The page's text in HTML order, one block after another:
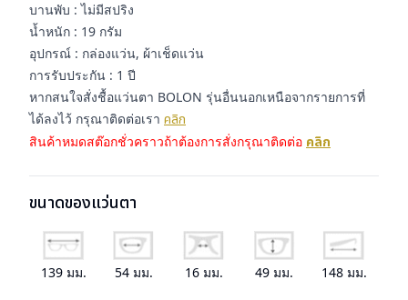
บานพับ : ไม่มีสปริง
น้ำหนัก : 19 กรัม
อุปกรณ์ : กล่องแว่น, ผ้าเช็ดแว่น
การรับประกัน : 1 ปี
หากสนใจสั่งชื้อแว่นตา BOLON รุ่นอื่นนอกเหนือจากรายการที่
ได้ลงไว้ กรุณาติดต่อเรา คลิก
สินค้าหมดสต๊อกชั่วคราวถ้าต้องการสั่งกรุณาติดต่อ คลิก
ขนาดของแว่นตา
139 มม. 54 มม. 16มม. 49มม. 148มม.